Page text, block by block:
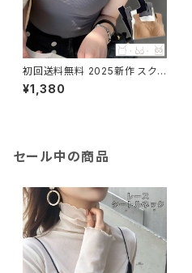
初回送料無料 2025新作 スク
エアネック ブラトップ インナー
ノンワイヤー 下着 バストケア
¥1,380
セール中の商品